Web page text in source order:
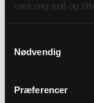
omkring spil og
af cookies under
vores
Nødvendig
Præferencer